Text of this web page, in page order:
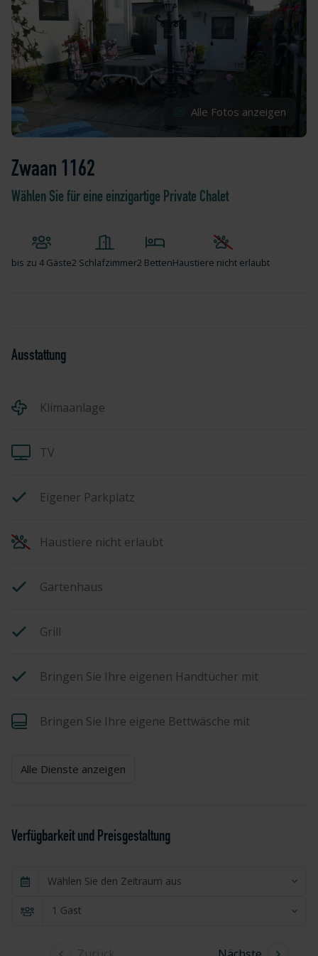
Alle Fotos anzeigen
Zwaan 1162
Wählen Sie für eine einzigartige Private Chalet
bis zu 4 Gäste2 Schlafzimmer2 BettenHaustiere nicht erlaubt
Ausstattung
Klimaanlage
TV
Eigener Parkplatz
Haustiere nicht erlaubt
Gartenhaus
Grill
Bringen Sie Ihre eigenen Handtücher mit
Bringen Sie Ihre eigene Bettwäsche mit
Alle Dienste anzeigen
Verfügbarkeit und Preisgestaltung
Wählen Sie den Zeitraum aus
1 Gast